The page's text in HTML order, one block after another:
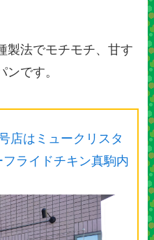
製法でモチモチ、甘す
です。
店はミュークリスタ
ライドチキン真駒内